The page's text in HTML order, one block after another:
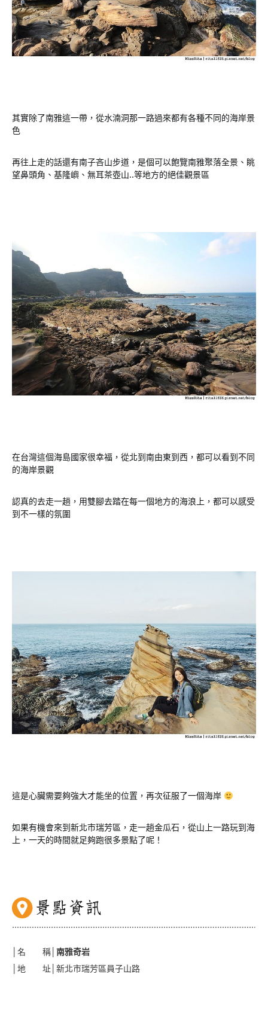
其實除了南雅這一帶，從水湳洞那一路過來都有各種不同的海岸景
色
再往上走的話還有南子吝山步道，是個可以飽覽南雅聚落全景、眺
望鼻頭角、基隆嶼、無耳茶壺山..等地方的絕佳觀景區
在台灣這個海島國家很幸福，從北到南由東到西，都可以看到不同
的海岸景觀
認真的去走一趟，用雙腳去踏在每一個地方的海浪上，都可以感受
到不一樣的氛圍
這是心臟需要夠強大才能坐的位置，再次征服了一個海岸
如果有機會來到新北市瑞芳區，走一趟金瓜石，從山上一路玩到海
上，一天的時間就足夠跑很多景點了呢！
│名 稱│ 南雅奇岩
│地 址│新北市瑞芳區員子山路